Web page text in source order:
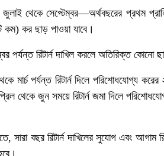
থেকে সেপ্টেম্বর—অর্থবছরের প্রথম
কম) কর ছাড় পাওয়া যাবে।
পর্যন্ত রিটার্ন দাখিল করলে অতিরিক্ত কোনো
মার্চ পর্যন্ত রিটার্ন দিলে পরিশোধযোগ্য
থেকে জুন সময়ে রিটার্ন জমা দিলে
সারা বছর রিটার্ন দাখিলের সুযোগ এবং আগাম